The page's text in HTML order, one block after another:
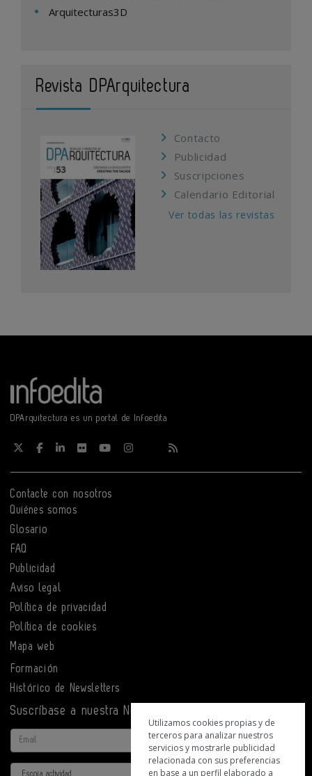
Arquitecturas3D
Revista DPArquitectura
Contacto
Publicidad
Suscripciones
Calendario Editorial
Ver todas las revistas
DPArquitectura es un portal de Infoedita
Contacte con nosotros
Quiénes somos
Glosario
FAQ
Publicidad
Aviso legal
Política de privacidad
Política de cookies
Mapa web
Formación
Histórico de Newsletters
Suscríbase a nuestra Newsletter
Email
Actividad
Utilizamos cookies propias y de
terceros para analizar nuestros
servicios y mostrarle publicidad
relacionada con sus preferencias
en base a un perfil elaborado a